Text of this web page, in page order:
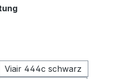
auswählen
Viair 444c schwarz